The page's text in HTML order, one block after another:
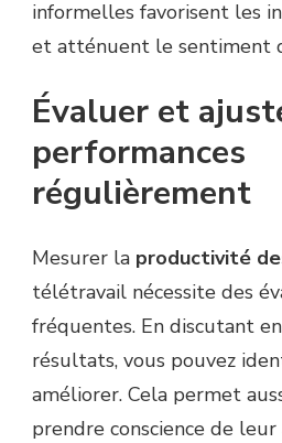
informelles favorisent les
et atténuent le sentiment
Évaluer et
performances
régulièrement
Mesurer la productivité
télétravail nécessite des
fréquentes. En discutant
résultats, vous pouvez
améliorer. Cela permet
prendre conscience de